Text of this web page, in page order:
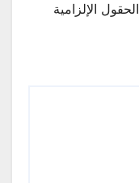
الحقول الإلزامية